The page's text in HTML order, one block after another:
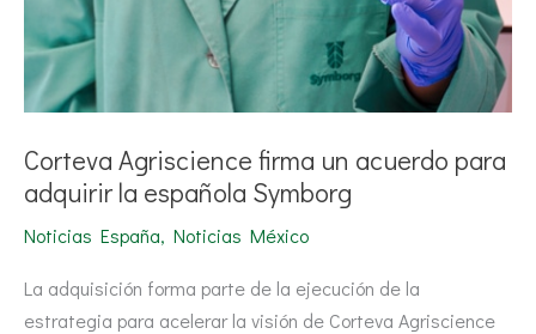
Corteva Agriscience firma un acuerdo para
adquirir la española Symborg
Noticias España, Noticias México
La adquisición forma parte de la ejecución de la
estrategia para acelerar la visión de Corteva Agriscience